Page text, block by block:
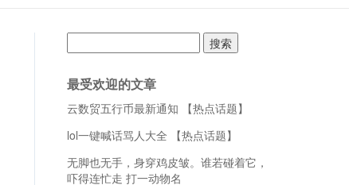
索：
最受欢迎的文章
云数贸五行币最新通知 【热点话题】
lol一键喊话骂人大全 【热点话题】
无脚也无手，身穿鸡皮皱。谁若碰着它，
吓得连忙走 打一动物名